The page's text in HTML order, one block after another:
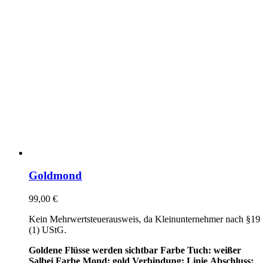
Goldmond
99,00 €
Kein Mehrwertsteuerausweis, da Kleinunternehmer nach §19
(1) UStG.
Goldene Flüsse werden sichtbar Farbe Tuch: weißer